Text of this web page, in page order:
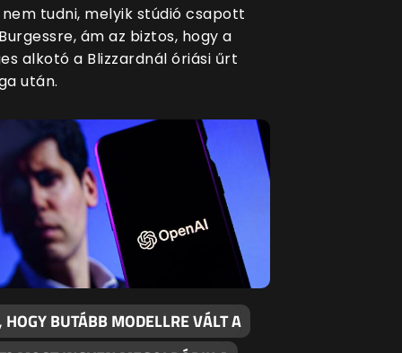
tudni, melyik stúdió csapott
ám az biztos, hogy a
alkotó a Blizzardnál óriási űrt
után.
HOGY BUTÁBB MODELLRE VÁLT A